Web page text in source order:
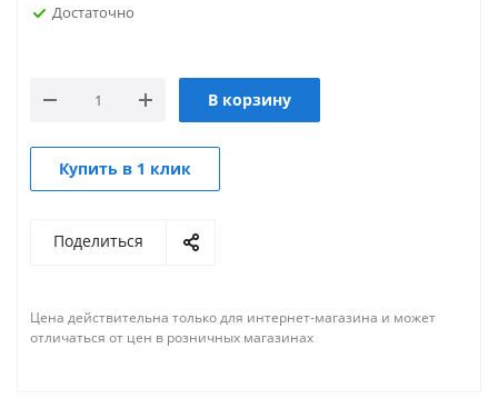
Достаточно
В корзину
Купить в 1 клик
Поделиться
Цена действительна только для интернет-магазина и может
отличаться от цен в розничных магазинах